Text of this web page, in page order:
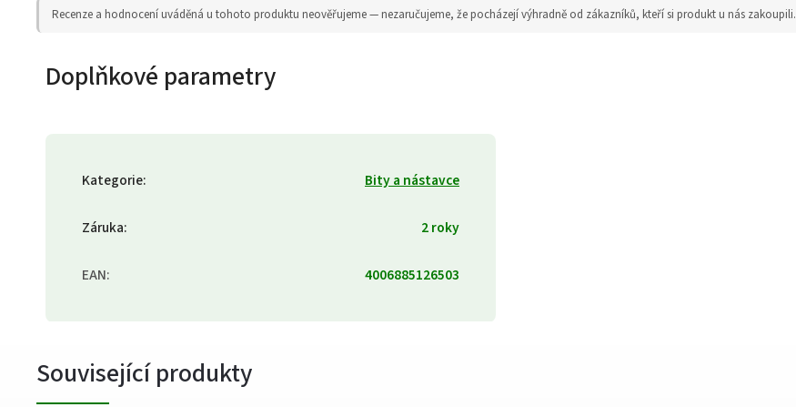
Recenze a hodnocení uváděná u tohoto produktu neověřujeme — nezaručujeme, že pocházejí výhradně od zákazníků, kteří si produkt u nás zakoupili.
Doplňkové parametry
Kategorie: Bity a nástavce
Záruka: 2 roky
EAN: 4006885126503
Související produkty